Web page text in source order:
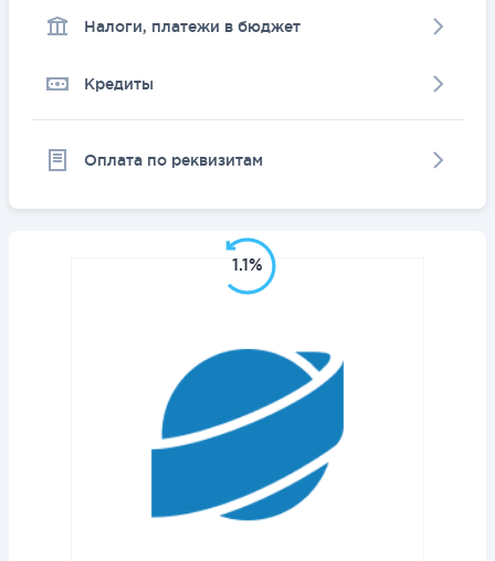
Налоги, платежи в бюджет
Кредиты
Оплата по реквизитам
1.1%